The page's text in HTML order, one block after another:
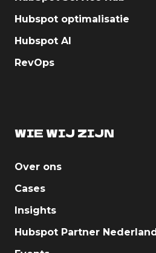
Hubspot optimalisatie
Hubspot AI
RevOps
WIE WIJ ZIJN
Over ons
Cases
Insights
Hubspot Partner Nederland